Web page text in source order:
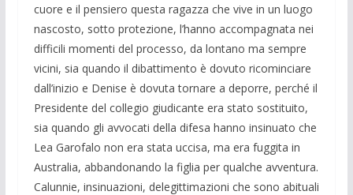
cuore e il pensiero questa ragaz­za che vive in un luogo
nascosto, sotto protezione, l’hanno accompagnata nei
difficili momenti del processo, da lonta­no ma sempre
vicini, sia quando il dibat­timento è dovuto ricominciare
dall’inizio e Denise è dovuta tornare a deporre, per­ché il
Presidente del collegio giudicante era stato sostituito,
sia quando gli avvo­cati della difesa hanno insinuato che
Lea Garofalo non era stata uccisa, ma era fuggita in
Australia, abbandonando la fi­glia per qualche avventura.
Calunnie, in­sinuazioni, delegittima­zioni che sono abituali